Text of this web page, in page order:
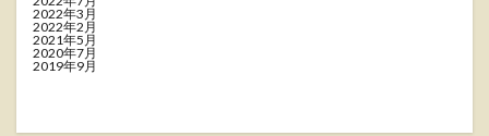
2022年3月
2022年2月
2021年5月
2020年7月
2019年9月